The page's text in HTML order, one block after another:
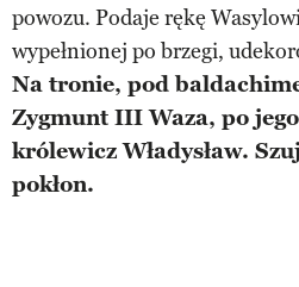
powozu. Podaje rękę
wypełnionej po brzegi,
Na tronie, pod
Zygmunt III Waza, po
królewicz Władysław.
pokłon.